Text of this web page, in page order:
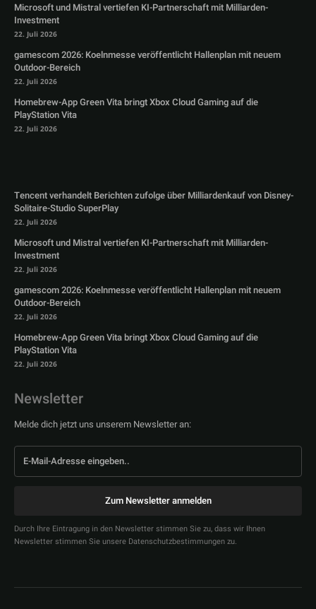
Microsoft und Mistral vertiefen KI-Partnerschaft mit Milliarden-
Investment
22. Juli 2026
gamescom 2026: Koelnmesse veröffentlicht Hallenplan mit neuem
Outdoor-Bereich
22. Juli 2026
Homebrew-App Green Vita bringt Xbox Cloud Gaming auf die
PlayStation Vita
22. Juli 2026
Tencent verhandelt Berichten zufolge über Milliardenkauf von Disney-
Solitaire-Studio SuperPlay
22. Juli 2026
Microsoft und Mistral vertiefen KI-Partnerschaft mit Milliarden-
Investment
22. Juli 2026
gamescom 2026: Koelnmesse veröffentlicht Hallenplan mit neuem
Outdoor-Bereich
22. Juli 2026
Homebrew-App Green Vita bringt Xbox Cloud Gaming auf die
PlayStation Vita
22. Juli 2026
Newsletter
Melde dich jetzt uns unserem Newsletter an:
Zum Newsletter anmelden
Durch Ihre Eintragung in den Newsletter stimmen Sie zu, dass wir Ihnen
Newsletter stimmen Sie unsere Datenschutzbestimmungen zu.